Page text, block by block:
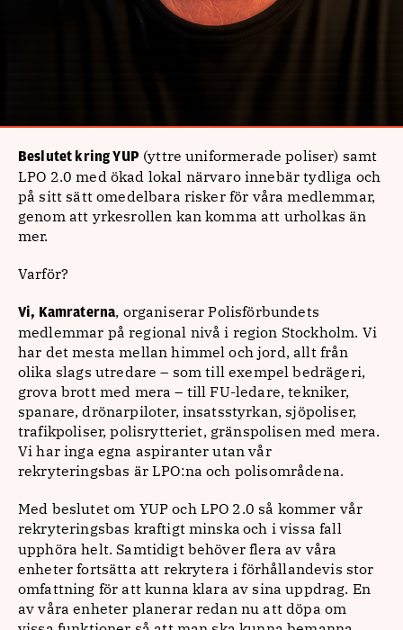
Beslutet kring YUP (yttre uniformerade poliser) samt
LPO 2.0 med ökad lokal närvaro innebär tydliga och
på sitt sätt omedelbara risker för våra medlemmar,
genom att yrkesrollen kan komma att urholkas än
mer.
Varför?
Vi, Kamraterna, organiserar Polisförbundets
medlemmar på regional nivå i region Stockholm. Vi
har det mesta mellan himmel och jord, allt från
olika slags utredare – som till exempel bedrägeri,
grova brott med mera – till FU-ledare, tekniker,
spanare, drönarpiloter, insatsstyrkan, sjöpoliser,
trafikpoliser, polisrytteriet, gränspolisen med mera.
Vi har inga egna aspiranter utan vår
rekryteringsbas är LPO:na och polisområdena.
Med beslutet om YUP och LPO 2.0 så kommer vår
rekryteringsbas kraftigt minska och i vissa fall
upphöra helt. Samtidigt behöver flera av våra
enheter fortsätta att rekrytera i förhållandevis stor
omfattning för att kunna klara av sina uppdrag. En
av våra enheter planerar redan nu att döpa om